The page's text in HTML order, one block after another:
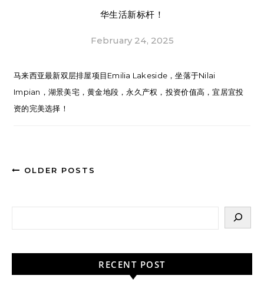
华生活新标杆！
February 24, 2025
马来西亚最新双层排屋项目Emilia Lakeside，坐落于Nilai
Impian，湖景美宅，黄金地段，永久产权，投资价值高，宜居宜投
资的完美选择！
OLDER POSTS
RECENT POST